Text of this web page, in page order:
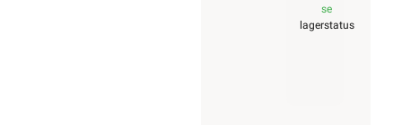
se
lagerstatus